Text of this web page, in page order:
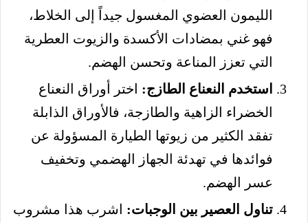
الليمون العضوي المغسول جيداً إلى الخلاط،
فهو غني بمضادات الأكسدة والزيوت العطرية
التي تعزز المناعة وتحسن الهضم.
استخدم النعناع الطازج: اختر أوراق النعناع
الخضراء الزاهية والطازجة، فالأوراق الذابلة
تفقد الكثير من زيوتها الطيارة المسؤولة عن
فوائدها في تهدئة الجهاز الهضمي وتخفيف
عسر الهضم.
تناول العصير بين الوجبات: اشرب هذا مشروب